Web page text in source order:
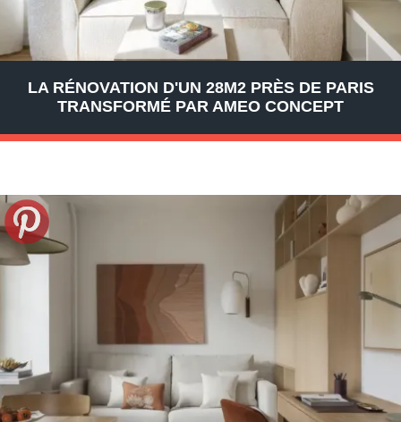
LA RÉNOVATION D'UN 28M2 PRÈS DE PARIS
TRANSFORMÉ PAR AMEO CONCEPT